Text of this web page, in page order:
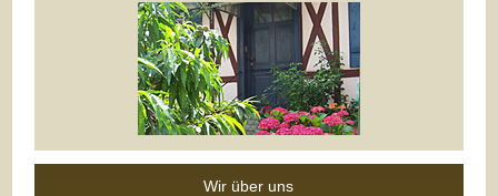
Wir über uns